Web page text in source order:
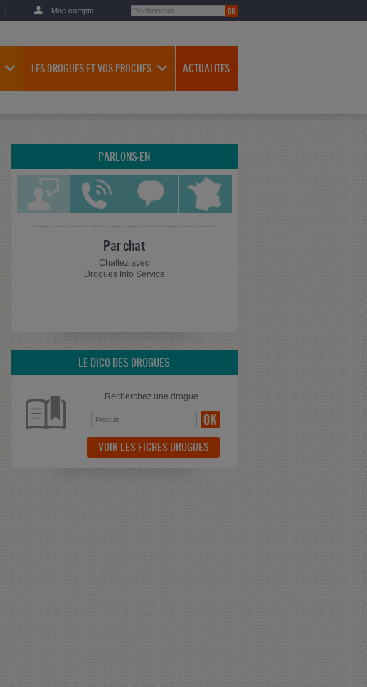
Mon compte
LES DROGUES ET VOS PROCHES ACTUALITES
PARLONS-EN
Par chat
Chattez avec
Drogues Info Service
LE DICO DES DROGUES
Recherchez une drogue
VOIR LES FICHES DROGUES